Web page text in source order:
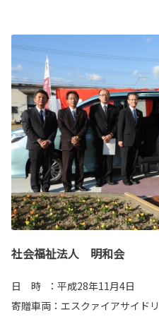
社会福祉法人 明和会
日 時 ：平成28年11月4日
寄贈車両：エスクァイアサイド